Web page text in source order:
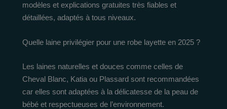
modèles et explications gratuites très fiables et
détaillées, adaptés à tous niveaux.
Quelle laine privilégier pour une robe layette en 2025 ?
Les laines naturelles et douces comme celles de
Cheval Blanc, Katia ou Plassard sont recommandées
car elles sont adaptées à la délicatesse de la peau de
bébé et respectueuses de l’environnement.